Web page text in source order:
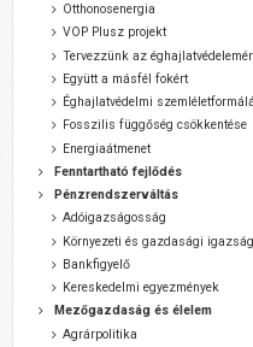
Otthonosenergia
VOP Plusz projekt
Tervezzünk az
Együtt a másfél fokért
Éghajlatvédelmi
Fosszilis függőség csökkentése
Energiaátmenet
Fenntartható fejlődés
Pénzrendszerváltás
Adóigazságosság
Környezeti és gazdasági
Bankfigyelő
Kereskedelmi egyezmények
Mezőgazdaság és élelem
Agrárpolitika